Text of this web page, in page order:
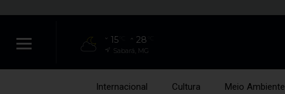
15 28
Sabará, MG
Internacional Cultura Meio Ambiente